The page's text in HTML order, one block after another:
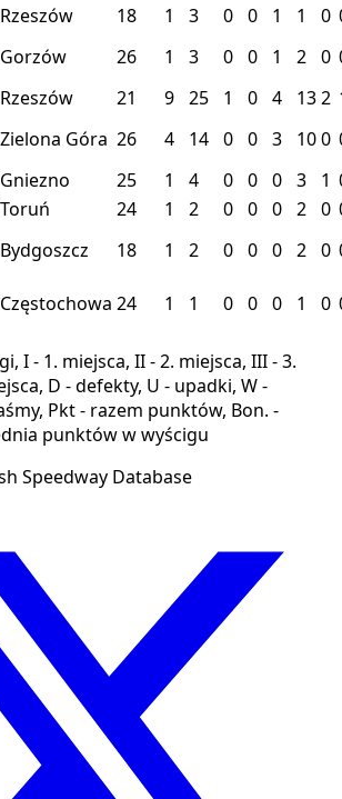
Rzeszów 18 1 3 0 0 1 1 0
Gorzów 26 1 3 0 0 1 2 0
Rzeszów 21 9 25 1 0 4 132
Zielona Góra 26 4 14 0 0 3 100
Gniezno 25 1 4 0 0 0 3 1
Toruń 24 1 2 0 0 0 2 0
Bydgoszcz 18 1 2 0 0 0 2 0
Częstochowa 24 1 1 0 0 0 1 0
I - 1. miejsca, II - 2. miejsca, III - 3.
D - defekty, U - upadki, W -
Pkt - razem punktów, Bon. -
punktów w wyścigu
Speedway Database